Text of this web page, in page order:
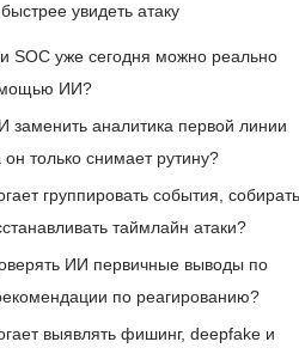
увидеть атаку
SOC уже сегодня можно реально
ИИ?
заменить аналитика первой линии
только снимает рутину?
группировать события, собирать
таймлайн атаки?
ИИ первичные выводы по
по реагированию?
выявлять фишинг, deepfake и